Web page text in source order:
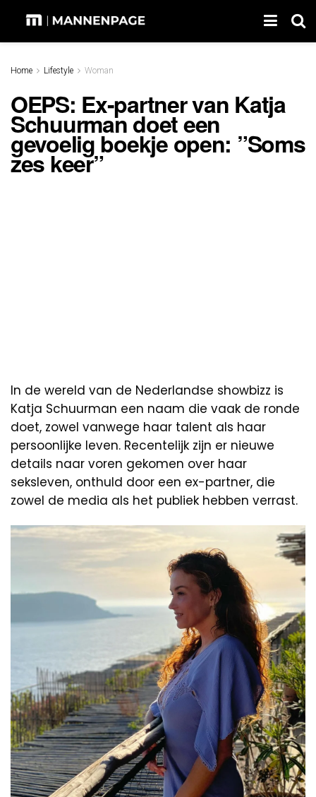
Home Lifestyle Woman
OEPS: Ex-partner van Katja
Schuurman doet een
gevoelig boekje open: ”Soms
zes keer”
In de wereld van de Nederlandse showbizz is
Katja Schuurman een naam die vaak de ronde
doet, zowel vanwege haar talent als haar
persoonlijke leven. Recentelijk zijn er nieuwe
details naar voren gekomen over haar
seksleven, onthuld door een ex-partner, die
zowel de media als het publiek hebben verrast.